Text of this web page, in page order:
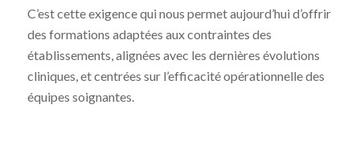
C’est cette exigence qui nous permet aujourd’hui d’offrir
des formations adaptées aux contraintes des
établissements, alignées avec les dernières évolutions
cliniques, et centrées sur l’efficacité opérationnelle des
équipes soignantes.